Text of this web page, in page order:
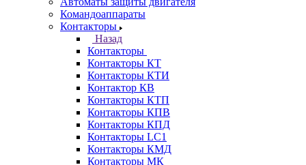
Командоаппараты
Контакторы
Назад
Контакторы
Контакторы КТ
Контакторы КТИ
Контактор КВ
Контакторы КТП
Контакторы КПВ
Контакторы КПД
Контакторы LC1
Контакторы КМД
Контакторы МК